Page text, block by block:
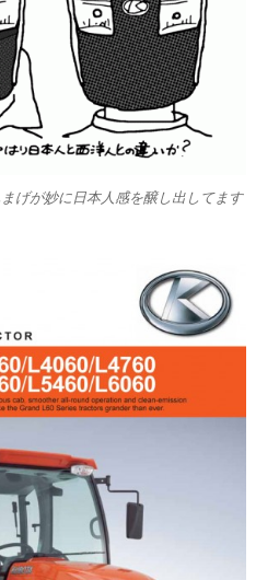
げが妙に日本人感を醸し出してます